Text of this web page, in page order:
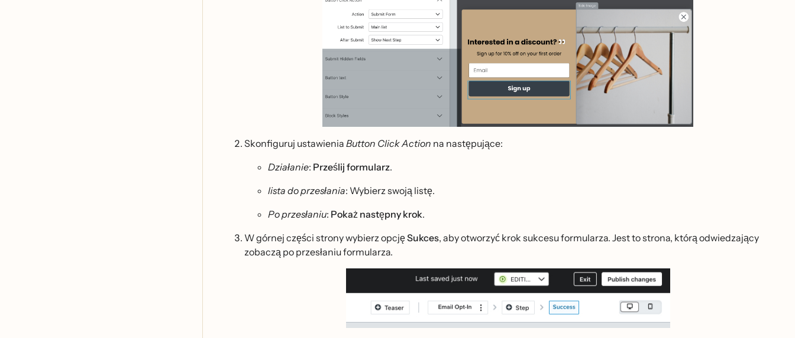
Skonfiguruj ustawienia Button Click Action na następujące:
Działanie: Prześlij formularz.
lista do przesłania: Wybierz swoją listę.
Po przesłaniu: Pokaż następny krok.
W górnej części strony wybierz opcjęSukces, aby otworzyć krok sukcesu formularza. Jest to strona, którą odwiedzający
zobaczą po przesłaniu formularza.